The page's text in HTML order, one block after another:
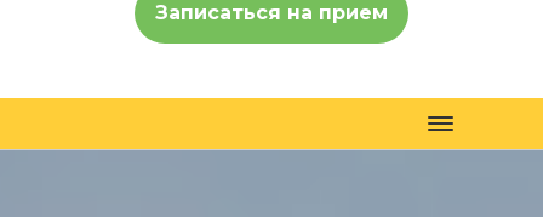
Записаться на прием
Toggle
navigation